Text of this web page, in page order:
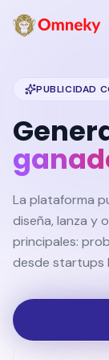
PUBLICIDAD
La plataforma
diseña, lanza y
principales:
desde startups